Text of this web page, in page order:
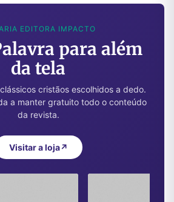
EDITORA IMPACTO
para além
da tela
cristãos escolhidos a dedo.
a manter gratuito todo o conteúdo
da revista.
Visitar a loja↗